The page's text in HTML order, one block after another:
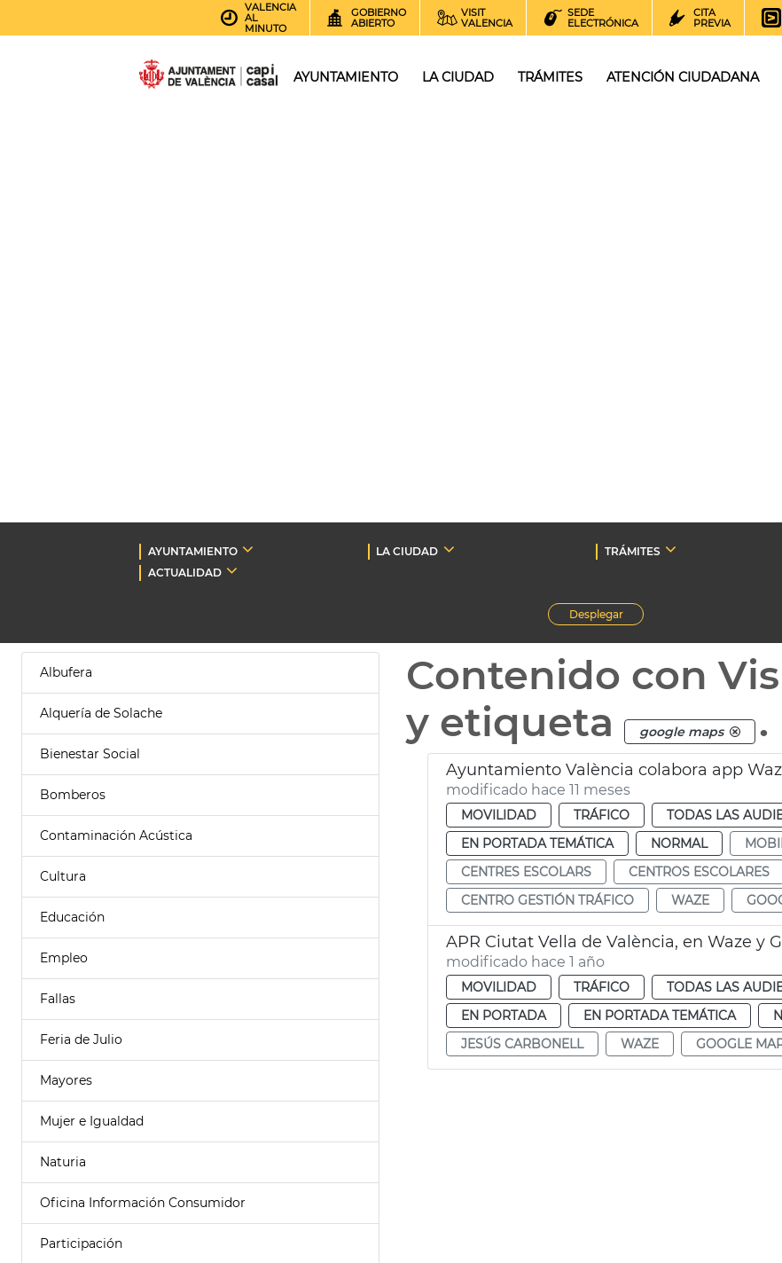
VALENCIA
AL
MINUTO
GOBIERNO
ABIERTO
VISIT
VALENCIA
SEDE
ELECTRÓNICA
CITA
PREVIA
AYUNTAMIENTO LA CIUDAD TRÁMITES ATENCIÓN CIUDADANA
AYUNTAMIENTO LA CIUDAD TRÁMITES
ACTUALIDAD
Desplegar
Albufera
Alquería de Solache
Bienestar Social
Bomberos
Contaminación Acústica
Cultura
Educación
Empleo
Fallas
Feria de Julio
Mayores
Mujer e Igualdad
Naturia
Oficina Información Consumidor
Participación
Contenido con
y etiqueta google maps .
Ayuntamiento València colabora app
modificado hace 11 meses
MOVILIDAD TRÁFICO TODAS LAS
EN PORTADA TEMÁTICA
NORMAL
CENTRES ESCOLARS
CENTROS ESCOLARES
CENTRO GESTIÓN TRÁFICO
WAZE
APR Ciutat Vella de València, en Waze y
modificado hace 1 año
MOVILIDAD TRÁFICO TODAS LAS
EN PORTADA
EN PORTADA TEMÁTICA
JESÚS CARBONELL
WAZE GOOGLE